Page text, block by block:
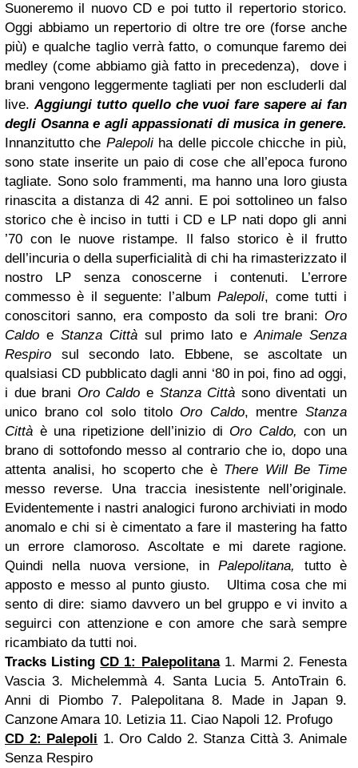
Suoneremo il nuovo CD e poi tutto il repertorio storico.
Oggi abbiamo un repertorio di oltre tre ore (forse anche
più) e qualche taglio verrà fatto, o comunque faremo dei
medley (come abbiamo già fatto in precedenza), dove i
brani vengono leggermente tagliati per non escluderli dal
live. Aggiungi tutto quello che vuoi fare sapere ai fan
degli Osanna e agli appassionati di musica in genere.
Innanzitutto che Palepoliha delle piccole chicche in più,
sono state inserite un paio di cose che all’epoca furono
tagliate. Sono solo frammenti, ma hanno una loro giusta
rinascita a distanza di 42 anni. E poi sottolineo un falso
storico che è inciso in tutti i CD e LP nati dopo gli anni
’70 con le nuove ristampe. Il falso storico è il frutto
dell’incuria o della superficialità di chi ha rimasterizzato il
nostro LP senza conoscerne i contenuti. L’errore
commesso è il seguente: l’albumPalepoli, come tutti i
conoscitori sanno, era composto da soli tre brani: Oro
Caldo eStanza Città sul primo lato eAnimale Senza
Respiro sul secondo lato. Ebbene, se ascoltate un
qualsiasi CD pubblicato dagli anni ‘80 in poi, fino ad oggi,
i due brani Oro Caldo e Stanza Città sono diventati un
unico brano col solo titolo Oro Caldo, mentre Stanza
Città è una ripetizione dell’inizio di Oro Caldo, con un
brano di sottofondo messo al contrario che io, dopo una
attenta analisi, ho scoperto che è There Will Be Time
messo reverse. Una traccia inesistente nell’originale.
Evidentemente i nastri analogici furono archiviati in modo
anomalo e chi si è cimentato a fare il mastering ha fatto
un errore clamoroso. Ascoltate e mi darete ragione.
Quindi nella nuova versione, inPalepolitana, tutto è
apposto e messo al punto giusto. Ultima cosa che mi
sento di dire: siamo davvero un bel gruppo e vi invito a
seguirci con attenzione e con amore che sarà sempre
ricambiato da tutti noi.
Tracks Listing CD 1: Palepolitana 1. Marmi 2. Fenesta
Vascia 3. Michelemmà 4. Santa Lucia 5. AntoTrain 6.
Anni di Piombo 7. Palepolitana 8. Made in Japan 9.
Canzone Amara 10. Letizia 11. Ciao Napoli 12. Profugo
CD 2: Palepoli 1. Oro Caldo 2. Stanza Città 3. Animale
Senza Respiro